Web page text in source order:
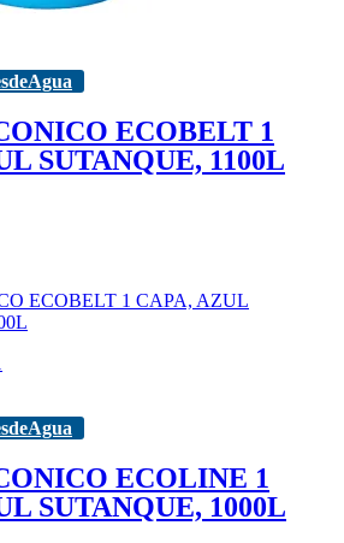
ECOBELT 1
SUTANQUE, 1100L
ECOBELT 1 CAPA, AZUL
ECOLINE 1
SUTANQUE, 1000L